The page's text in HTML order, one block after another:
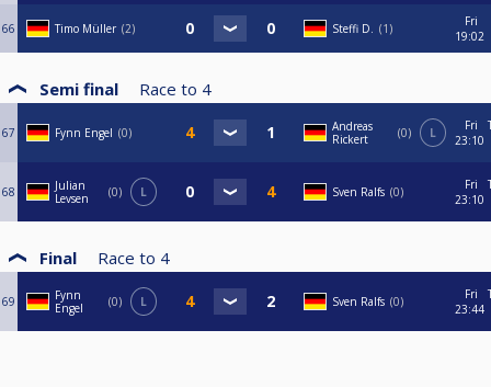
66 Timo Müller 2 Steffi D. 1
Fri
19:02
Semi final Race to 4
67 Fynn Engel 0
Andreas
Rickert
0 L
Fri
23:10
68
Julian
Levsen
0 L Sven Ralfs 0
Fri
23:10
Final Race to 4
69
Fynn
Engel
0 L Sven Ralfs 0
Fri
23:44